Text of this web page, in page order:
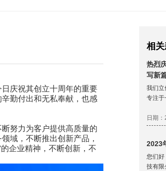
庆祝其创立十周年的重要
勤付出和无私奉献，也感
努力为客户提供高质量的
域，不断推出创新产品，
企业精神，不断创新，不
相关
热烈
写新
我们立
专注于
了公
事的辛
日期
2023
您们好
技有限